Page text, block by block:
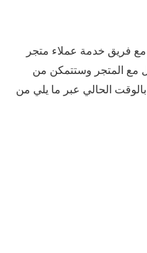
فريق خدمة عملاء متجر
مع المتجر وستتمكن من
الحالي عبر ما يلي من